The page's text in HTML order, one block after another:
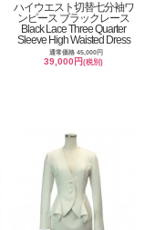
ハイウエスト切替七分袖ワ
ンピース ブラックレース
Black Lace Three Quarter
Sleeve High Waisted Dress
通常価格 45,000円
39,000円(税別)